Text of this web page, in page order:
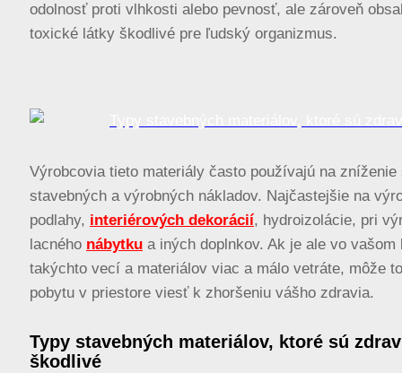
odolnosť proti vlhkosti alebo pevnosť, ale zároveň
toxické látky škodlivé pre ľudský organizmus.
Výrobcovia tieto materiály často používajú na zníženie
stavebných a výrobných nákladov. Najčastejšie na
podlahy, interiérových dekorácií, hydroizolácie, pri
lacného nábytku a iných doplnkov. Ak je ale vo vašom
takýchto vecí a materiálov viac a málo vetráte, môže
pobytu v priestore viesť k zhoršeniu vášho zdravia.
Typy stavebných materiálov, ktoré sú
škodlivé